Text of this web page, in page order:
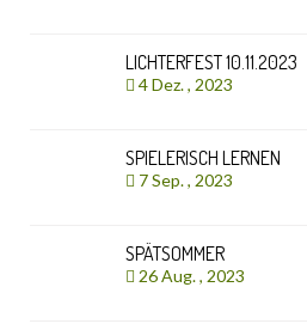
LICHTERFEST 10.11.2023
4 Dez. , 2023
SPIELERISCH LERNEN
7 Sep. , 2023
SPÄTSOMMER
26 Aug. , 2023